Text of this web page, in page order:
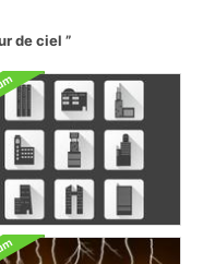
de ciel